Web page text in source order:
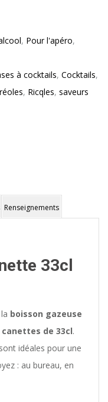
, Pour l'apéro,
à cocktails, Cocktails,
, Ricqles, saveurs
Renseignements
33cl
boisson gazeuse
canettes de 33cl.
idéales pour une
: au bureau, en